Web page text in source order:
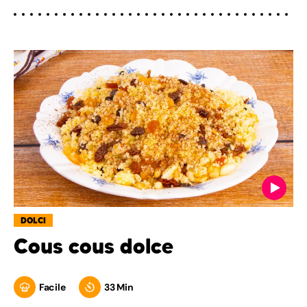
DOLCI
Cous cous dolce
Facile 33 Min